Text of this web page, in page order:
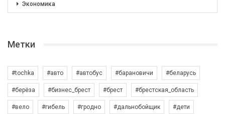
Экономика
Метки
#tochka #авто #автобус #барановичи #беларусь
#берёза #бизнес_брест #брест #брестская_область
#вело #гибель #гродно #дальнобойщик #дети